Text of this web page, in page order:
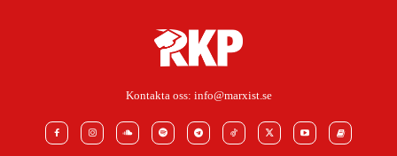
Kontakta oss: info@marxist.se